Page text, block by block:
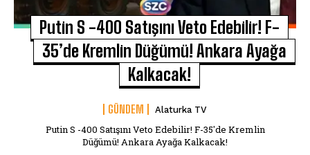
Putin S -400 Satışını Veto Edebilir! F-
35’de Kremlin Düğümü! Ankara Ayağa
Kalkacak!
GÜNDEM Alaturka TV
Putin S -400 Satışını Veto Edebilir! F-35'de Kremlin
Düğümü! Ankara Ayağa Kalkacak!